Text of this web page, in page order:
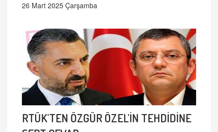
26 Mart 2025 Çarşamba
RTÜK'TEN ÖZGÜR ÖZEL'İN TEHDİDİNE